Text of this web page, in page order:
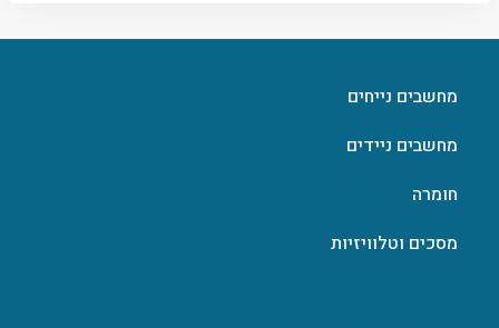
מחשבים נייחים
מחשבים ניידים
חומרה
מסכים וטלוויזיות